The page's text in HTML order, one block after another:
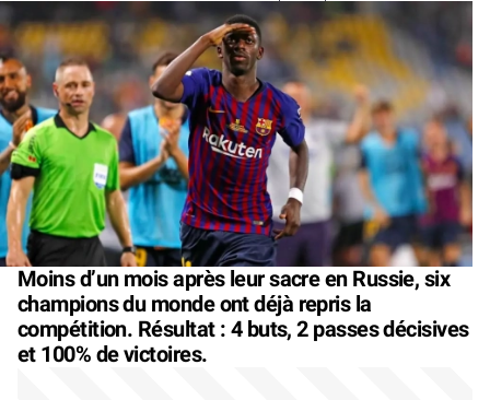
Moins d’un mois après leur sacre en Russie, six
champions du monde ont déjà repris la
compétition. Résultat : 4 buts, 2 passes décisives
et 100% de victoires.